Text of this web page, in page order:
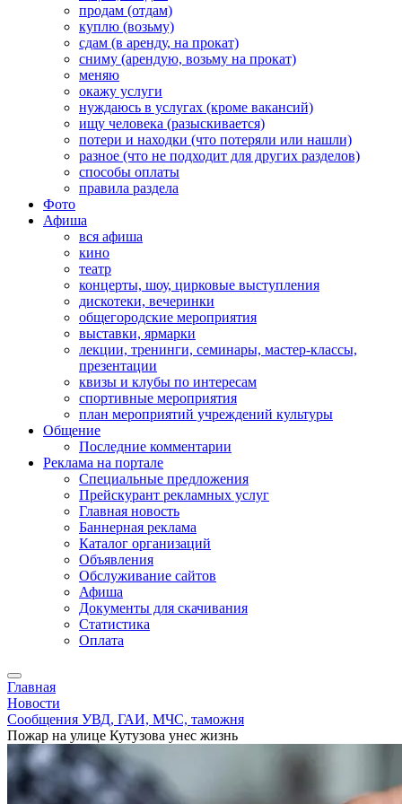
продам (отдам)
куплю (возьму)
сдам (в аренду, на прокат)
сниму (арендую, возьму на прокат)
меняю
окажу услуги
нуждаюсь в услугах (кроме вакансий)
ищу человека (разыскивается)
потери и находки (что потеряли или нашли)
разное (что не подходит для других разделов)
способы оплаты
правила раздела
Фото
Афиша
вся афиша
кино
театр
концерты, шоу, цирковые выступления
дискотеки, вечеринки
общегородские мероприятия
выставки, ярмарки
лекции, тренинги, семинары, мастер-классы,
презентации
квизы и клубы по интересам
спортивные мероприятия
план мероприятий учреждений культуры
Общение
Последние комментарии
Реклама на портале
Специальные предложения
Прейскурант рекламных услуг
Главная новость
Баннерная реклама
Каталог организаций
Объявления
Обслуживание сайтов
Афиша
Документы для скачивания
Статистика
Оплата
Главная
Новости
Сообщения УВД, ГАИ, МЧС, таможня
Пожар на улице Кутузова унес жизнь